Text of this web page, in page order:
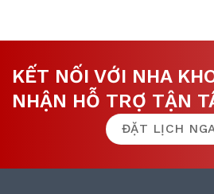
KẾT NỐI VỚI NHA
NHẬN HỖ TRỢ TẬN
ĐẶT LỊCH